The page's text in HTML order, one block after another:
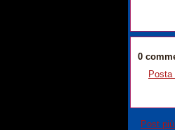
0
Posta
Post